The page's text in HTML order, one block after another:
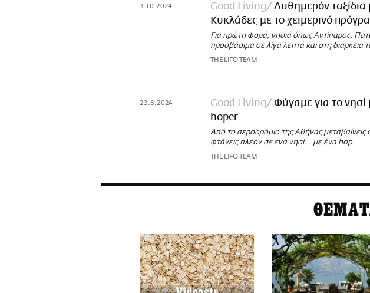
3.10.2024 Good Living
Αυθημερόν ταξίδια
Κυκλάδες με το χειμερινό
Για πρώτη φορά, νησιά όπως Αντίπαρος,
προσβάσιμα σε λίγα λεπτά και στη διάρκεια
THE LIFO TEAM
23.8.2024 Good Living
Φύγαμε για το νησί
hoper
Από το αεροδρόμιο της Αθήνας μεταβαίνεις
φτάνεις πλέον σε ένα νησί... με ένα hop.
THE LIFO TEAM